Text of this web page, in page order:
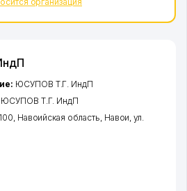
ЮСУПОВ Т.Г. ИндП
ЮСУПОВ Т.Г. ИндП
Навоийская область, Навои,ул.